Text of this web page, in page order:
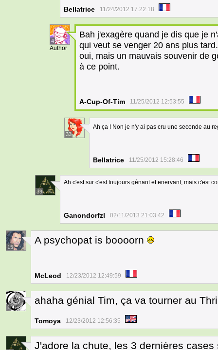
Bellatrice 11/24/2012 17:22:18
4
Author
Bah j'exagère quand je dis que je
qui veut se venger 20 ans plus
oui, mais un mauvais souvenir de
à ce point.
A-Cup-Of-Tim 11/25/2012 12:53:55
33
Ah ça ! Non je n'y ai pas cru une seconde au
Bellatrice 11/25/2012 15:28:46
39
Ah c'est sur c'est toujours génant et enervant, mais c'est
Ganondorfzl 02/11/2013 21:03:42
15
A psychopat is boooorn
McLeod 12/23/2012 12:49:59
1
ahaha génial Tim, ça va tourner au
Tomoya 12/23/2012 12:56:35
J'adore la chute, les 3 dernières